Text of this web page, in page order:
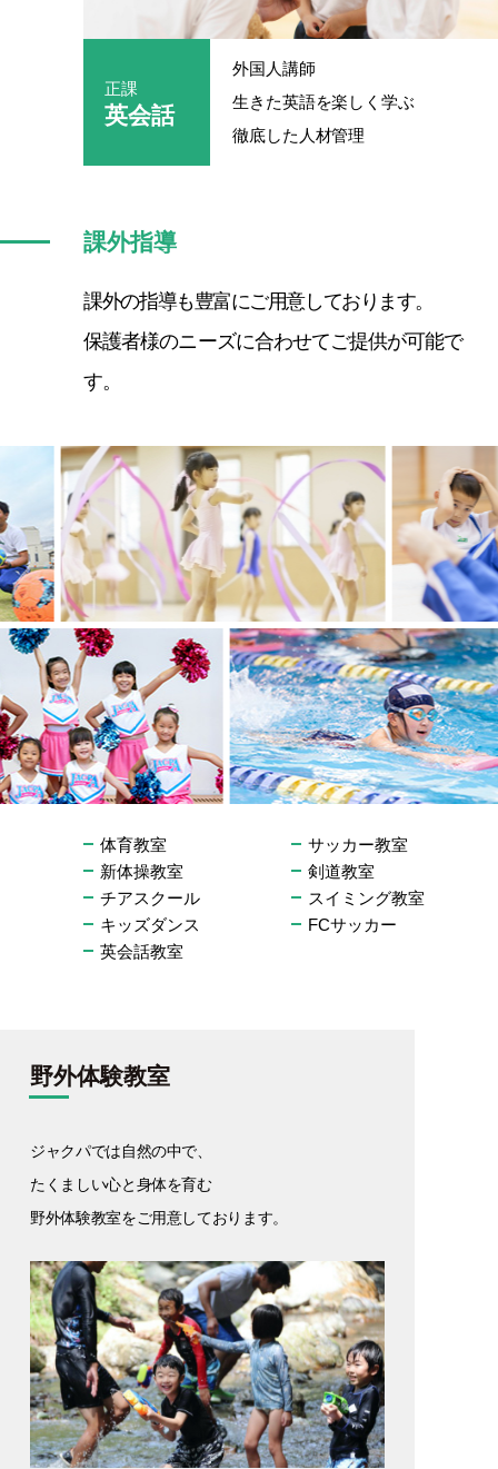
正課
英会話
外国人講師
生きた英語を楽しく学ぶ
徹底した人材管理
課外指導
課外の指導も豊富にご用意しております。
保護者様のニーズに合わせてご提供が可能で
す。
体育教室
サッカー教室
新体操教室
剣道教室
チアスクール
スイミング教室
キッズダンス
FCサッカー
英会話教室
野外体験教室
ジャクパでは自然の中で、
たくましい心と身体を育む
野外体験教室をご用意しております。